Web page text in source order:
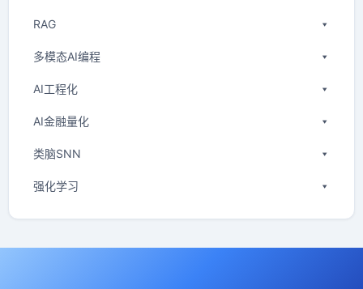
RAG
多模态AI编程
AI工程化
AI金融量化
类脑SNN
强化学习